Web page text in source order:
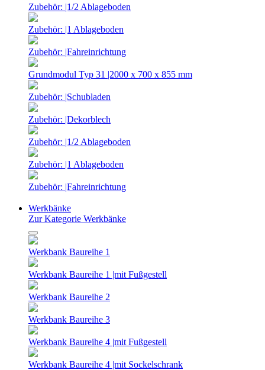
Zubehör: |1/2 Ablageboden
Zubehör: |1 Ablageboden
Zubehör: |Fahreinrichtung
Grundmodul Typ 31 |2000 x 700 x 855 mm
Zubehör: |Schubladen
Zubehör: |Dekorblech
Zubehör: |1/2 Ablageboden
Zubehör: |1 Ablageboden
Zubehör: |Fahreinrichtung
Werkbänke
Zur Kategorie Werkbänke
Werkbank Baureihe 1
Werkbank Baureihe 1 |mit Fußgestell
Werkbank Baureihe 2
Werkbank Baureihe 3
Werkbank Baureihe 4 |mit Fußgestell
Werkbank Baureihe 4 |mit Sockelschrank